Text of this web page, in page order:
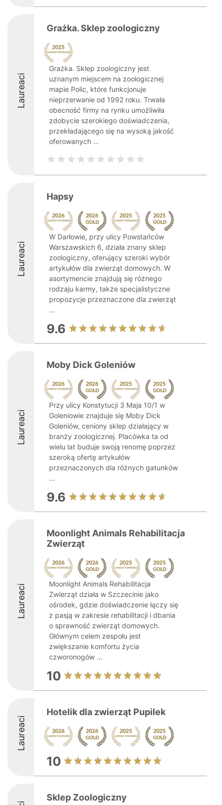
Laureaci
Grażka. Sklep zoologiczny
Grażka. Sklep zoologiczny jest
uznanym miejscem na zoologicznej
mapie Polic, które funkcjonuje
nieprzerwanie od 1992 roku. Trwała
obecność firmy na rynku umożliwiła
zdobycie szerokiego doświadczenia,
przekładającego się na wysoką jakość
oferowanych ...
Laureaci
Hapsy
W Darłowie, przy ulicy Powstańców
Warszawskich 6, działa znany sklep
zoologiczny, oferujący szeroki wybór
artykułów dla zwierząt domowych. W
asortymencie znajdują się różnego
rodzaju karmy, także specjalistyczne
propozycje przeznaczone dla zwierząt
...
9.6
Laureaci
Moby Dick Goleniów
Przy ulicy Konstytucji 3 Maja 10/1 w
Goleniowie znajduje się Moby Dick
Goleniów, ceniony sklep działający w
branży zoologicznej. Placówka ta od
wielu lat buduje swoją renomę poprzez
szeroką ofertę artykułów
przeznaczonych dla różnych gatunków
...
9.6
Laureaci
Moonlight Animals Rehabilitacja
Zwierząt
Moonlight Animals Rehabilitacja
Zwierząt działa w Szczecinie jako
ośrodek, gdzie doświadczenie łączy się
z pasją w zakresie rehabilitacji i dbania
o sprawność zwierząt domowych.
Głównym celem zespołu jest
zwiększanie komfortu życia
czworonogów ...
10
Laureaci
Hotelik dla zwierząt Pupilek
10
Sklep Zoologiczny